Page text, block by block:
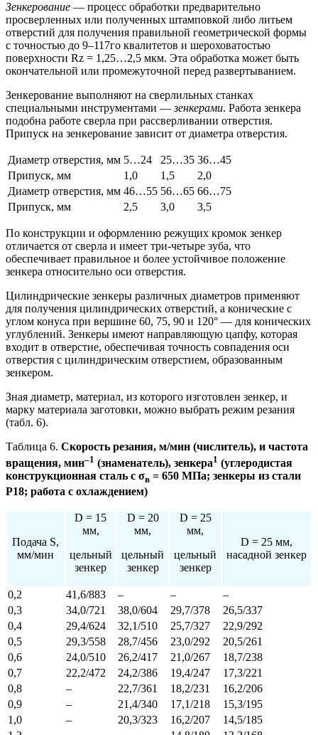
Зенкерование — процесс обработки предварительно
просверленных или полученных штамповкой либо литьем
отверстий для получения правильной геометрической формы
с точностью до 9–117го квалитетов и шероховатостью
поверхности Rz = 1,25…2,5 мкм. Эта обработка может быть
окончательной или промежуточной перед развертыванием.
Зенкерование выполняют на сверлильных станках
специальными инструментами —зенкерами. Работа зенкера
подобна работе сверла при рассверливании отверстия.
Припуск на зенкерование зависит от диаметра отверстия.
Диаметр отверстия, мм 5…24 25…35 36…45
Припуск, мм
1,0 1,5
2,0
Диаметр отверстия, мм 46…55 56…65 66…75
Припуск, мм
2,5 3,0 3,5
По конструкции и оформлению режущих кромок зенкер
отличается от сверла и имеет три-четыре зуба, что
обеспечивает правильное и более устойчивое положение
зенкера относительно оси отверстия.
Цилиндрические зенкеры различных диаметров применяют
для получения цилиндрических отверстий, а конические с
углом конуса при вершине 60, 75, 90 и 120° — для конических
углублений. Зенкеры имеют направляющую цапфу, которая
входит в отверстие, обеспечивая точность совпадения оси
отверстия с цилиндрическим отверстием, образованным
зенкером.
Зная диаметр, материал, из которого изготовлен зенкер, и
марку материала заготовки, можно выбрать режим резания
(табл. 6).
Таблица 6. Скорость резания, м/мин (числитель), и частота
вращения, мин–1 (знаменатель), зенкера1 (углеродистая
конструкционная сталь с σв = 650 МПа; зенкеры из стали
Р18; работа с охлаждением)
Подача S,
мм/мин
D = 15
мм,
цельный
зенкер
D = 20
мм,
цельный
зенкер
D = 25
мм,
цельный
зенкер
D = 25 мм,
насадной зенкер
0,2 41,6/883 – –
–
0,3
34,0/721 38,0/604 29,7/378
26,5/337
0,4
29,4/624 32,1/510 25,7/327
22,9/292
0,5
29,3/558 28,7/456 23,0/292
20,5/261
0,6
24,0/510 26,2/417 21,0/267
18,7/238
0,7
22,2/472 24,2/386 19,4/247
17,3/221
0,8
– 22,7/361 18,2/231
16,2/206
0,9
– 21,4/340 17,1/218
15,3/195
1,0
– 20,3/323 16,2/207
14,5/185